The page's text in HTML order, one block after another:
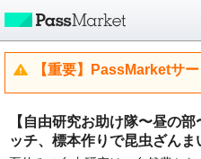
【重要】PassMarketサ
【自由研究お助け隊〜昼の
ッチ、標本作りで昆虫ざんま